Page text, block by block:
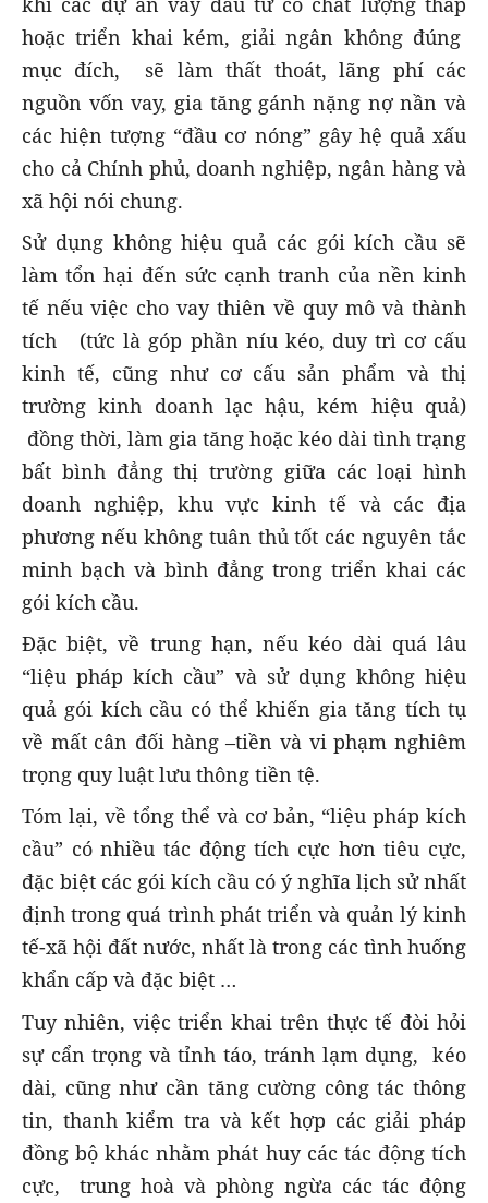
hoặc triển khai kém, giải ngân không đúng
mục đích, sẽ làm thất thoát, lãng phí các
nguồn vốn vay, gia tăng gánh nặng nợ nần và
các hiện tượng “đầu cơ nóng” gây hệ quả xấu
cho cả Chính phủ, doanh nghiệp, ngân hàng và
xã hội nói chung.
Sử dụng không hiệu quả các gói kích cầu sẽ
làm tổn hại đến sức cạnh tranh của nền kinh
tế nếu việc cho vay thiên về quy mô và thành
tích (tức là góp phần níu kéo, duy trì cơ cấu
kinh tế, cũng như cơ cấu sản phẩm và thị
trường kinh doanh lạc hậu, kém hiệu quả)
đồng thời, làm gia tăng hoặc kéo dài tình trạng
bất bình đẳng thị trường giữa các loại hình
doanh nghiệp, khu vực kinh tế và các địa
phương nếu không tuân thủ tốt các nguyên tắc
minh bạch và bình đẳng trong triển khai các
gói kích cầu.
Đặc biệt, về trung hạn, nếu kéo dài quá lâu
“liệu pháp kích cầu” và sử dụng không hiệu
quả gói kích cầu có thể khiến gia tăng tích tụ
về mất cân đối hàng –tiền và vi phạm nghiêm
trọng quy luật lưu thông tiền tệ.
Tóm lại, về tổng thể và cơ bản, “liệu pháp kích
cầu” có nhiều tác động tích cực hơn tiêu cực,
đặc biệt các gói kích cầu có ý nghĩa lịch sử nhất
định trong quá trình phát triển và quản lý kinh
tế-xã hội đất nước, nhất là trong các tình huống
khẩn cấp và đặc biệt …
Tuy nhiên, việc triển khai trên thực tế đòi hỏi
sự cẩn trọng và tỉnh táo, tránh lạm dụng, kéo
dài, cũng như cần tăng cường công tác thông
tin, thanh kiểm tra và kết hợp các giải pháp
đồng bộ khác nhằm phát huy các tác động tích
cực, trung hoà và phòng ngừa các tác động